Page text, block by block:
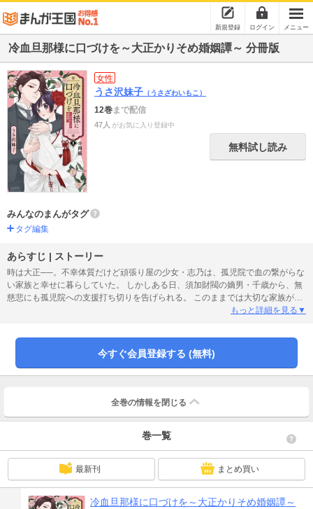
新規登録 ログイン メニュー
冷血旦那様に口づけを～大正かりそめ婚姻譚～ 分冊版
女性
うさ沢妹子 （うさざわいもこ）
12巻まで配信
47人 がお気に入り登録中
無料試し読み
みんなのまんがタグ
タグ編集
あらすじ | ストーリー
時は大正──。不幸体質だけど頑張り屋の少女・志乃は、孤児院で血の繋がらな
い家族と幸せに暮らしていた。 しかしある日、須加財閥の嫡男・千歳から、無
慈悲にも孤児院への支援打ち切りを告げられる。 このままでは大切な家族が路
頭に迷ってしまう…！ 支援を続けてもらえるよう頼みこむ志乃に、千歳が出
もっと詳細を見る▼
今すぐ会員登録する (無料)
全巻の情報を 閉じる
巻一覧
最新刊 まとめ買い
冷血旦那様に口づけを～大正かりそめ婚姻譚～